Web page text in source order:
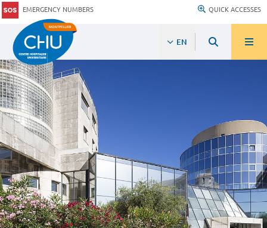
EMERGENCY NUMBERS QUICK ACCESSES
EN